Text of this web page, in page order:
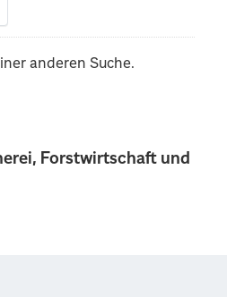
Forstwirtschaft und
anderen Suche.